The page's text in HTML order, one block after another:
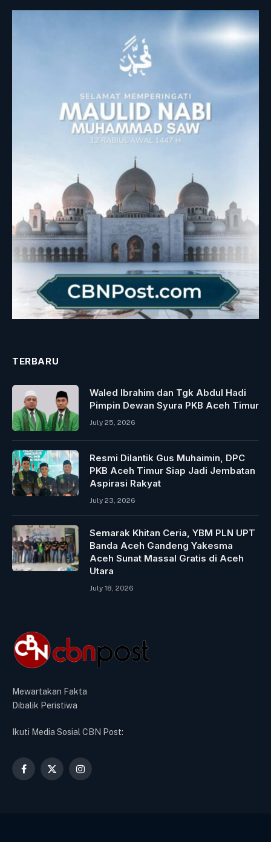
TERBARU
Waled Ibrahim dan Tgk Abdul Hadi
Pimpin Dewan Syura PKB Aceh Timur
July 25, 2026
Resmi Dilantik Gus Muhaimin, DPC
PKB Aceh Timur Siap Jadi Jembatan
Aspirasi Rakyat
July 23, 2026
Semarak Khitan Ceria, YBM PLN UPT
Banda Aceh Gandeng Yakesma
Aceh Sunat Massal Gratis di Aceh
Utara
July 18, 2026
Mewartakan Fakta
Dibalik Peristiwa
Ikuti Media Sosial CBN Post:
Facebook
X
Instagram